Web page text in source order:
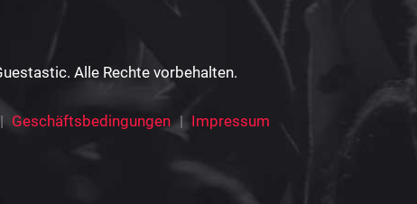
Alle Rechte vorbehalten.
Geschäftsbedingungen Impressum